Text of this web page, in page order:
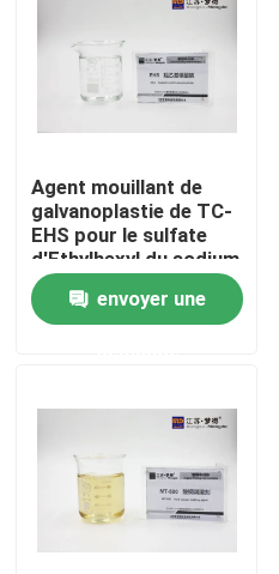
Visite d'usine
Contrôle de qualité
Nous contacter
Aviveurs acides de
Intermédiaires de cuivre
Agent mouillant de
galvanoplastie de TC-
EHS pour le sulfate
d'Ethylhexyl du sodium
2 de nickelage
envoyer une